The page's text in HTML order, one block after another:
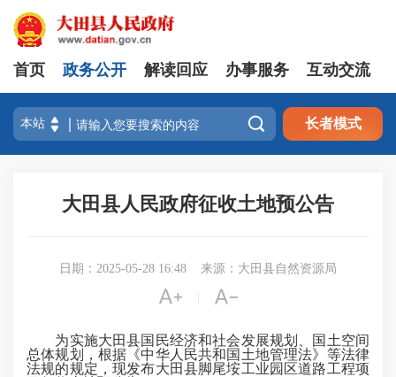
首页 政务公开 解读回应 办事服务 互动交流
 长者模式
大田县人民政府征收土地预公告
日期：2025-05-28 16:48 来源：大田县自然资源局
 
为实施大田县国民经济和社会发展规划、国土空间
总体规划，根据《中华人民共和国土地管理法》等法律
法规的规定，现发布大田县脚尾垵工业园区道路工程项